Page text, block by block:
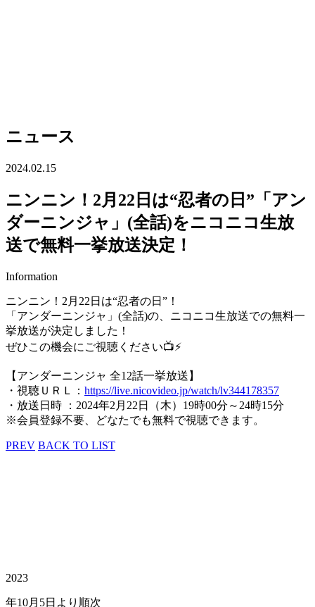
ニュース
2024.02.15
ニンニン！2月22日は“忍者の日”「アン
ダーニンジャ」(全話)をニコニコ生放
送で無料一挙放送決定！
Information
ニンニン！2月22日は“忍者の日”！
「アンダーニンジャ」(全話)の、ニコニコ生放送での無料一
挙放送が決定しました！
ぜひこの機会にご視聴ください📺⚡
【アンダーニンジャ 全12話一挙放送】
・視聴ＵＲＬ： https://live.nicovideo.jp/watch/lv344178357
・放送日時 ：2024年2月22日（木）19時00分～24時15分
※会員登録不要、どなたでも無料で視聴できます。
PREV BACK TO LIST
2023
年10月5日より順次